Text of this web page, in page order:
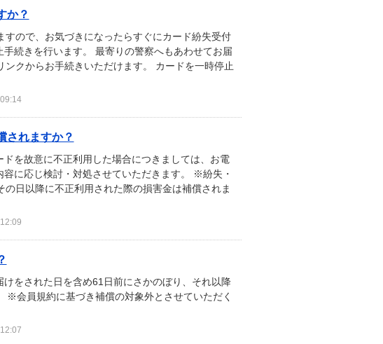
か？
ので、お気づきになったらすぐにカード紛失受付
続きを行います。 最寄りの警察へもあわせてお届
クからお手続きいただけます。 カードを一時停止
されますか？
を故意に不正利用した場合につきましては、お電
に応じ検討・対処させていただきます。 ※紛失・
日以降に不正利用された際の損害金は補償されま
をされた日を含め61日前にさかのぼり、それ以降
※会員規約に基づき補償の対象外とさせていただく